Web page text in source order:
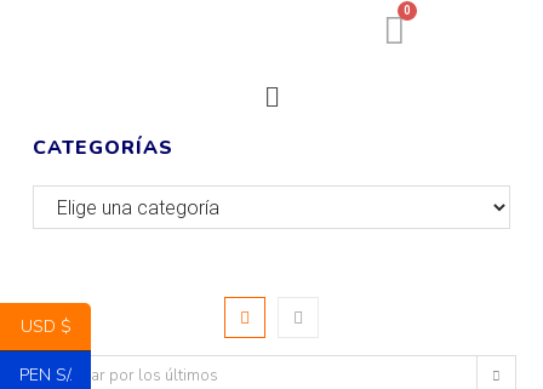
0
CATEGORÍAS
Ordenar por los últimos
USD $
PEN S/.